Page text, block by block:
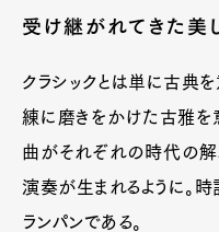
受け継がれてきた美
クラシックとは単に古典
練に磨きをかけた古雅を
曲がそれぞれの時代の解
演奏が生まれるように。
ランパンである。